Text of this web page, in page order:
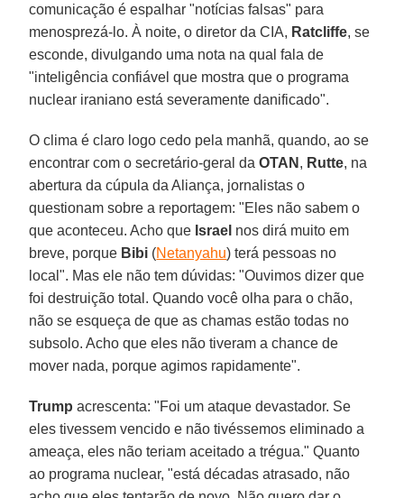
comunicação é espalhar "notícias falsas" para
menosprezá-lo. À noite, o diretor da CIA, Ratcliffe, se
esconde, divulgando uma nota na qual fala de
"inteligência confiável que mostra que o programa
nuclear iraniano está severamente danificado".
O clima é claro logo cedo pela manhã, quando, ao se
encontrar com o secretário-geral da OTAN , Rutte, na
abertura da cúpula da Aliança, jornalistas o
questionam sobre a reportagem: "Eles não sabem o
que aconteceu. Acho que Israel nos dirá muito em
breve, porque Bibi (Netanyahu) terá pessoas no
local". Mas ele não tem dúvidas: "Ouvimos dizer que
foi destruição total. Quando você olha para o chão,
não se esqueça de que as chamas estão todas no
subsolo. Acho que eles não tiveram a chance de
mover nada, porque agimos rapidamente".
Trump acrescenta: "Foi um ataque devastador. Se
eles tivessem vencido e não tivéssemos eliminado a
ameaça, eles não teriam aceitado a trégua." Quanto
ao programa nuclear, "está décadas atrasado, não